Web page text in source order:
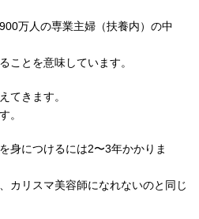
万人の専業主婦（扶養内）の中
ことを意味しています。
てきます。
。
身につけるには2〜3年かかりま
カリスマ美容師になれないのと同じ